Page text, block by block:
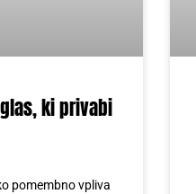
ki privabi
pomembno vpliva